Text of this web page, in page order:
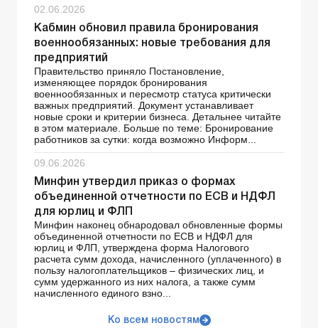
02.06.2026
Кабмин обновил правила бронирования
военнообязанных: новые требования для
предприятий
Правительство приняло Постановление,
изменяющее порядок бронирования
военнообязанных и пересмотр статуса критически
важных предприятий. Документ устанавливает
новые сроки и критерии бизнеса. Детальнее читайте
в этом материале. Больше по теме: Бронирование
работников за сутки: когда возможно Информ...
09.06.2026
Минфин утвердил приказ о формах
объединенной отчетности по ЕСВ и НДФЛ
для юрлиц и ФЛП
Минфин наконец обнародовал обновленные формы
объединенной отчетности по ЕСВ и НДФЛ для
юрлиц и ФЛП, утверждена форма Налогового
расчета сумм дохода, начисленного (уплаченного) в
пользу налогоплательщиков – физических лиц, и
сумм удержанного из них налога, а также сумм
начисленного единого взно...
Ко всем новостям